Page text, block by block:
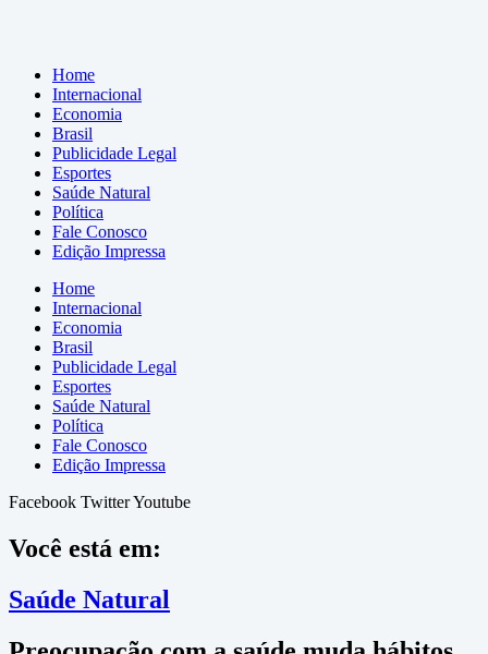
Home
Internacional
Economia
Brasil
Publicidade Legal
Esportes
Saúde Natural
Política
Fale Conosco
Edição Impressa
Home
Internacional
Economia
Brasil
Publicidade Legal
Esportes
Saúde Natural
Política
Fale Conosco
Edição Impressa
Facebook TwitterYoutube
Você está em:
Saúde Natural